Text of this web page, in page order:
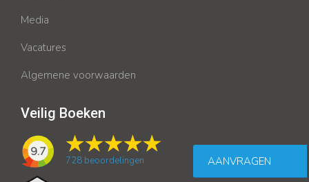
AANVRAGEN
Media
Vacatures
Algemene voorwaarden
Veilig Boeken
9.7
728 beoordelingen